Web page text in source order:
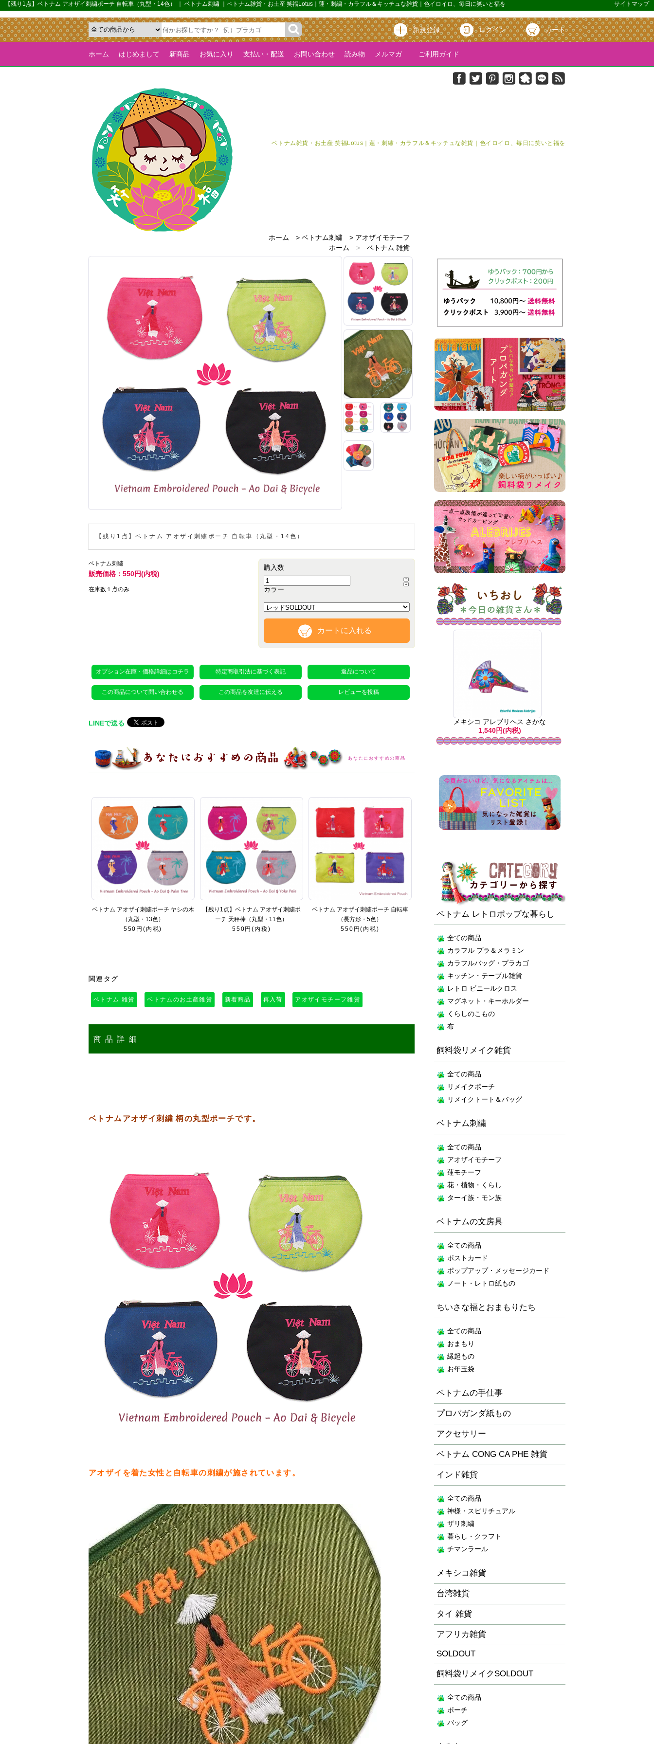
{*カルーセル機能を全ページで有効化するためのフラグ*}>
【残り1点】ベトナム アオザイ刺繍ポーチ 自転車（丸型・14色） ｜ ベトナム刺繍 ｜ベトナム雑貨・お土産 笑福Lotus｜蓮・刺繍・カラフル＆キッチュな雑貨｜色イロイロ、毎日に笑いと福を サイトマップ
新規登録 ログイン カート
ホーム はじめまして 新商品 お気に入り 支払い・配送 お問い合わせ 読み物 メルマガ ご利用ガイド
ベトナム雑貨・お土産 笑福Lotus｜蓮・刺繍・カラフル＆キッチュな雑貨｜色イロイロ、毎日に笑いと福を
ホーム > ベトナム刺繍 > アオザイモチーフ
ホーム
>
ベトナム 雑貨
ホーム
>
ベトナムのお土産雑貨
新着商品 >
再入荷
ホーム
アオザイモチーフ雑貨
【残り1点】ベトナム アオザイ刺繍ポーチ 自転車（丸型・14色）
ベトナム刺繍
販売価格：550円(内税)
在庫数１点のみ
購入数
カラー
カートに入れる
オプション在庫・価格詳細はコチラ 特定商取引法に基づく表記 返品について
この商品について問い合わせる この商品を友達に伝える レビューを投稿
LINEで送る
あなたにおすすめの商品
ベトナム アオザイ刺繍ポーチ ヤシの木
（丸型・13色）
550円(内税)
【残り1点】ベトナム アオザイ刺繍ポ
ーチ 天秤棒（丸型・11色）
550円(内税)
ベトナム アオザイ刺繍ポーチ 自転車
（長方形・5色）
550円(内税)
関連タグ
ベトナム 雑貨 ベトナムのお土産雑貨 新着商品 再入荷 アオザイモチーフ雑貨
商品詳細
ベトナムアオザイ刺繍 柄の丸型ポーチです。
アオザイを着た女性と自転車の刺繍が施されています。
メキシコ アレブリヘス さかな
1,540円(内税)
ベトナム レトロポップな暮らし
全ての商品
カラフル プラ＆メラミン
カラフルバッグ・プラカゴ
キッチン・テーブル雑貨
レトロ ビニールクロス
マグネット・キーホルダー
くらしのこもの
布
飼料袋リメイク雑貨
全ての商品
リメイクポーチ
リメイクトート＆バッグ
ベトナム刺繍
全ての商品
アオザイモチーフ
蓮モチーフ
花・植物・くらし
ターイ族・モン族
ベトナムの文房具
全ての商品
ポストカード
ポップアップ・メッセージカード
ノート・レトロ紙もの
ちいさな福とおまもりたち
全ての商品
おまもり
縁起もの
お年玉袋
ベトナムの手仕事
プロパガンダ紙もの
アクセサリー
ベトナム CONG CA PHE 雑貨
インド雑貨
全ての商品
神様・スピリチュアル
ザリ刺繍
暮らし・クラフト
チマンラール
メキシコ雑貨
台湾雑貨
タイ 雑貨
アフリカ雑貨
SOLDOUT
飼料袋リメイクSOLDOUT
全ての商品
ポーチ
バッグ